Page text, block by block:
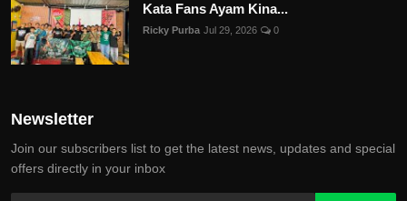
Kata Fans Ayam Kina...
Ricky Purba Jul 29, 2026 0
Newsletter
Join our subscribers list to get the latest news, updates and special
offers directly in your inbox